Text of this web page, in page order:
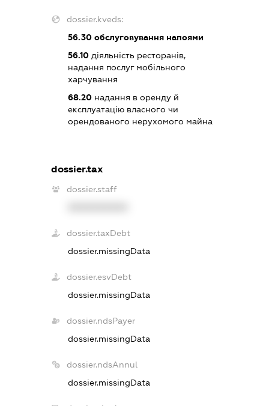
dossier.kveds:
56.30обслуговування напоями
56.10діяльність ресторанів,
надання послуг мобільного
харчування
68.20надання в оренду й
експлуатацію власного чи
орендованого нерухомого майна
dossier.tax
dossier.staff
dossier.taxDebt
dossier.missingData
dossier.esvDebt
dossier.missingData
dossier.ndsPayer
dossier.missingData
dossier.ndsAnnul
dossier.missingData